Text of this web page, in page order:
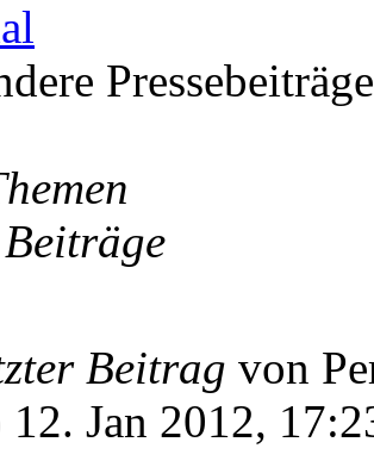
Beiträge
Beitrag von
12. Jan 2012,